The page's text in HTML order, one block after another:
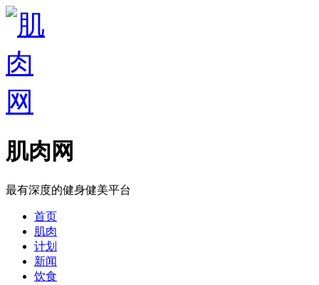
肌肉网
最有深度的健身健美平台
首页
肌肉
计划
新闻
饮食